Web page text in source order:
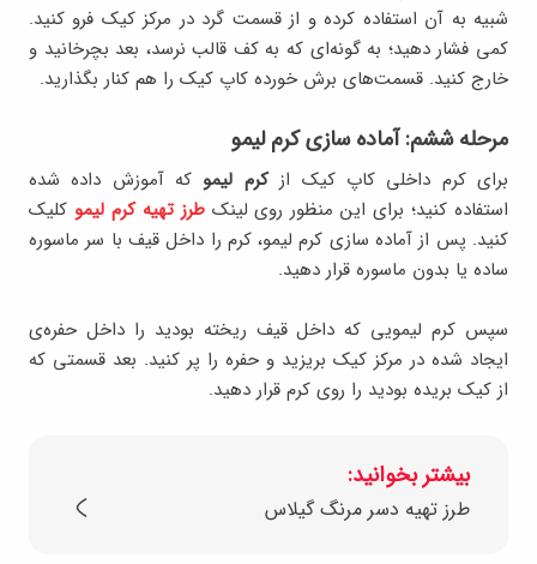
شبیه به آن استفاده کرده و از قسمت گرد در مرکز کیک فرو کنید.
کمی فشار دهید؛ به گونه‌ای که به کف قالب نرسد، بعد بچرخانید و
خارج کنید. قسمت‌های برش خورده کاپ کیک را هم کنار بگذارید.
مرحله ششم: آماده سازی کرم لیمو
برای کرم داخلی کاپ کیک ازکرم لیموکه آموزش داده شده
استفاده کنید؛ برای این منظور روی لینکطرز تهیه کرم لیمو کلیک
کنید. پس از آماده سازی کرم لیمو، کرم را داخل قیف با سر ماسوره
ساده یا بدون ماسوره قرار دهید.
سپس کرم لیمویی که داخل قیف ریخته بودید را داخل حفره‌‌ی
ایجاد شده در مرکز کیک بریزید و حفره را پر کنید. بعد قسمتی که
از کیک بریده بودید را روی کرم قرار دهید.
بیشتر بخوانید:
طرز تهیه دسر مرنگ گیلاس